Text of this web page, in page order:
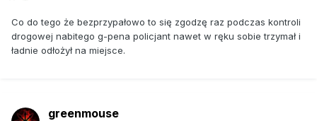
Co do tego że bezprzypałowo to się zgodzę raz podczas kontroli
drogowej nabitego g-pena policjant nawet w ręku sobie trzymał i
ładnie odłożył na miejsce.
greenmouse